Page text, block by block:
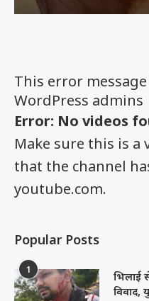
This error
WordPress admins
Error: No videos
Make sure this is a
that the channel
youtube.com.
Popular Posts
1
भिलाई